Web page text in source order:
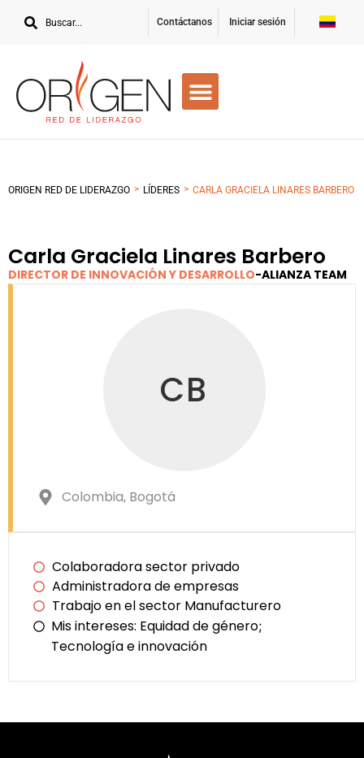
Contáctanos Iniciar sesión
ORIGEN RED DE LIDERAZGO > LÍDERES > CARLA GRACIELA LINARES BARBERO
Carla Graciela Linares Barbero
DIRECTOR DE INNOVACIÓN Y DESARROLLO-ALIANZA TEAM
CB
Colombia, Bogotá
Colaboradora sector privado
Administradora de empresas
Trabajo en el sector Manufacturero
Mis intereses: Equidad de género;
Tecnología e innovación